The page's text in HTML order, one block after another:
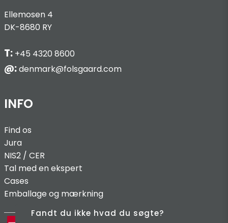
Ellemosen 4
DK-8680 RY
T: +45 4320 8600
@:denmark@folsgaard.com
INFO
Find os
Jura
NIS2 / CER
Tal med en ekspert
Cases
Emballage og mærkning
Fandt du ikke hvad du søgte?